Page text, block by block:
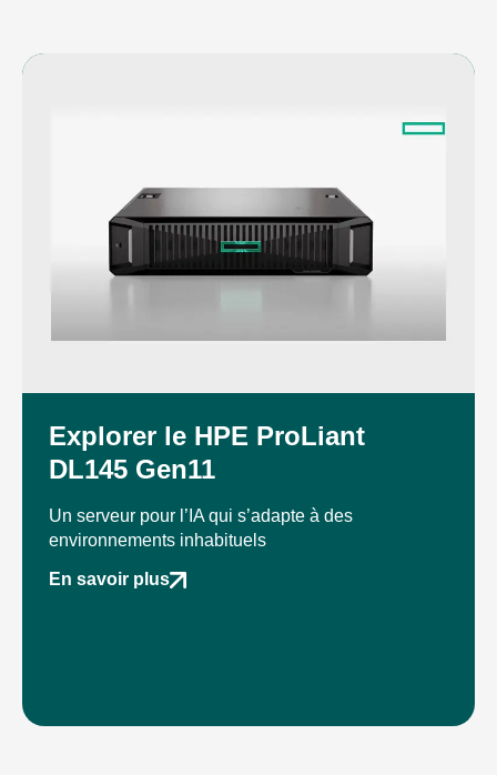
Explorer le HPE ProLiant
DL145 Gen11
Un serveur pour l’IA qui s’adapte à des
environnements inhabituels
En savoir plus